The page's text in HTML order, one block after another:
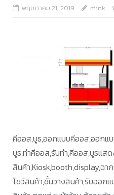
พฤษภาคม 21, 2019 mink
คีออส,บูธ,ออกแบบคีออส,ออกแ
บูธ,ทำคีออส,รับทำ,คีออส,บูธแส
สินค้า,Kiosk,booth,display,ฉ
โชว์สินค้า,ชั้นวางสินค้า,รับออก